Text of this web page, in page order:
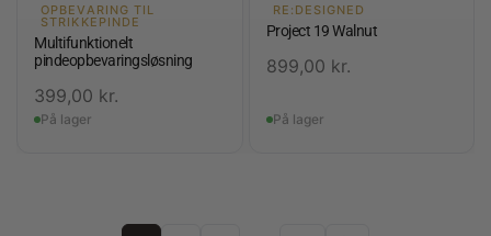
OPBEVARING TIL
STRIKKEPINDE
Multifunktionelt
pindeopbevaringsløsning
399,00 kr.
På lager
RE:DESIGNED
Project 19 Walnut
899,00 kr.
På lager